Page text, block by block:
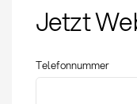
Jetzt
Telefonnummer